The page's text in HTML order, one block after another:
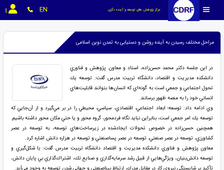
مرکز پژوهش های توسعه و آینده نگری EN
مراحل مختلف رسیدن به آینده روشن و دستیابی به تمدن نوین اسلامی
در اين جلسه دكتر محمد حسن‌زاده، استاد و معاون پژوهش و فناوري
دانشكده مديريت و اقتصاد، دانشگاه تربيت مدرس گفت: توسعه يك
تحول اجتماعي و جمعي است به گونه‌اي كه انسان‌ها بتوانند قابليت‌هاي
انساني خود را به منصه ظهور برسانند.
وي ادامه داد: توسعه؛ ابعاد اجتماعي، اقتصادي، سياسي، محيطي را در بر مي‌گيرد و از آن‌جايي كه
توسعه يك امر جمعي است، بنابراين نبايد نگاه فردمحور، گروه محور و يا حتي مكان محور داشته باشيم.
همچنين حسن‌زاده در خصوص تحولات ايجادشده در زيرساخت‌هاي توسعه، به توسعه در عصر
كشاورزي، توسعه در عصر صنعتي، توسعه در عصر پساصنعتي و توسعه در هزاره دانش اشاره كرد.
معاون پژوهش و فناوري دانشكده مديريت و اقتصاد دانشگاه تربيت مدرس گفت: با شكل‌گيري و
توسعه دانش‌بنيان، ويژگي‌هايي از قبيل رشد سرمايه‌گذاري و صنايع تك، اشتراك‌گذاري بي پايان دانش،
تأكيد بر شايستگي نيروي كار در مقابل مدرك، ارتباط بيناصنعتي و جهاني شدن توسعه به وجود مي‌آيد.